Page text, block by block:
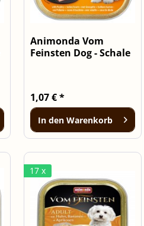
Animonda Vom
Feinsten Dog - Schale
1,07 € *
In den Warenkorb
17 x